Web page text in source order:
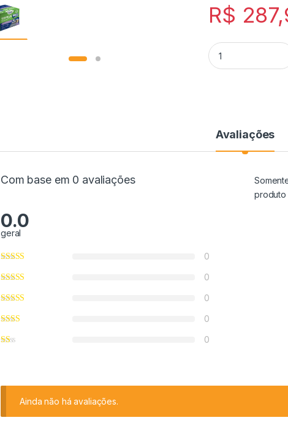
R$
Avaliações
Com base em 0 avaliações
0.0
geral
0
0
0
0
0
produto
Ainda não há avaliações.